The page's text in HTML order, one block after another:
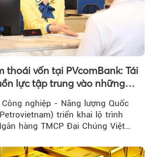
thoái vốn tại PVcomBank: Tái
lực tập trung vào những
nghiệp - Năng lượng Quốc
triển khai lộ trình
hàng TMCP Đại Chúng Việt